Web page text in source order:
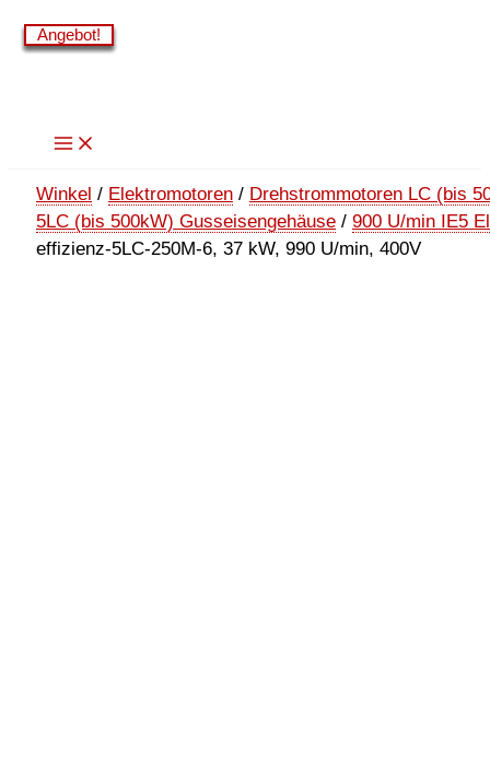
Zum
Inhalt
Winkel / Elektromotoren / Drehstrommotoren LC (bis
5LC (bis 500kW) Gusseisengehäuse / 900 U/min IE5
effizienz-5LC-250M-6, 37 kW, 990 U/min, 400V
Angebot!
Angebot!
Angebot!
Angebot!
Angebot!
Angebot!